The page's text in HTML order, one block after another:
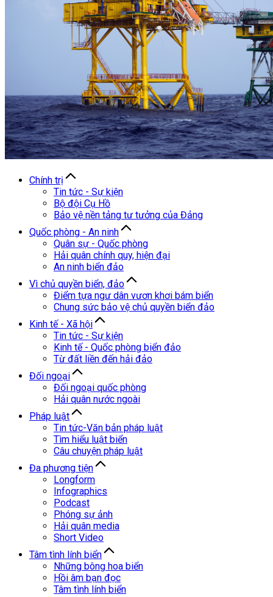
Chính trị
Tin tức - Sự kiện
Bộ đội Cụ Hồ
Bảo vệ nền tảng tư tưởng của Đảng
Quốc phòng - An ninh
Quân sự - Quốc phòng
Hải quân chính quy, hiện đại
An ninh biển đảo
Vì chủ quyền biển, đảo
Điểm tựa ngư dân vươn khơi bám biển
Chung sức bảo vệ chủ quyền biển đảo
Kinh tế - Xã hội
Tin tức - Sự kiện
Kinh tế - Quốc phòng biển đảo
Từ đất liền đến hải đảo
Đối ngoại
Đối ngoại quốc phòng
Hải quân nước ngoài
Pháp luật
Tin tức-Văn bản pháp luật
Tìm hiểu luật biển
Câu chuyện pháp luật
Đa phương tiện
Longform
Infographics
Podcast
Phóng sự ảnh
Hải quân media
Short Video
Tâm tình lính biển
Những bông hoa biển
Hồi âm bạn đọc
Tâm tình lính biển